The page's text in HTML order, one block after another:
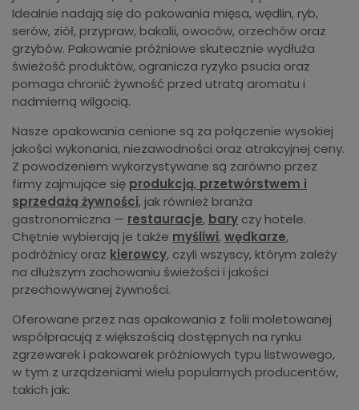
Idealnie nadają się do pakowania mięsa, wędlin, ryb,
serów, ziół, przypraw, bakalii, owoców, orzechów oraz
grzybów. Pakowanie próżniowe skutecznie wydłuża
świeżość produktów, ogranicza ryzyko psucia oraz
pomaga chronić żywność przed utratą aromatu i
nadmierną wilgocią.
Nasze opakowania cenione są za połączenie wysokiej
jakości wykonania, niezawodności oraz atrakcyjnej ceny.
Z powodzeniem wykorzystywane są zarówno przez
firmy zajmujące się produkcją, przetwórstwem i
sprzedażą żywności, jak również branża
gastronomiczna — restauracje, bary czy hotele.
Chętnie wybierają je także myśliwi,wędkarze,
podróżnicy oraz kierowcy, czyli wszyscy, którym zależy
na dłuższym zachowaniu świeżości i jakości
przechowywanej żywności.
Oferowane przez nas opakowania z folii moletowanej
współpracują z większością dostępnych na rynku
zgrzewarek i pakowarek próżniowych typu listwowego,
w tym z urządzeniami wielu popularnych producentów,
takich jak: